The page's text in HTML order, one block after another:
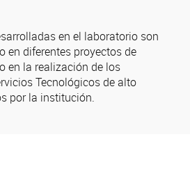
en el laboratorio son
en diferentes proyectos de
en la realización de los
Tecnológicos de alto
por la institución.